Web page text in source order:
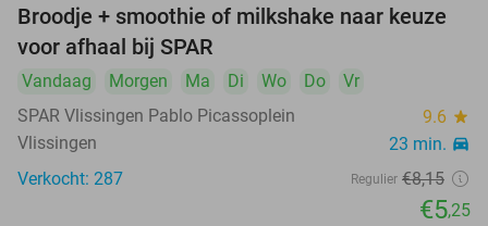
36%
Broodje + smoothie of milkshake naar keuze
voor afhaal bij SPAR
Vandaag Morgen Ma Di Wo Do
Vr
SPAR Vlissingen Pablo Picassoplein
9.6 star
Vlissingen 23 min. directions_car
Verkocht: 287 Regulier €8,15
€5,25